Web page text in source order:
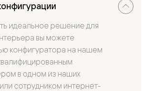
идеальное решение для
вы можете
конфигуратора на нашем
в одном из наших
сотрудником интернет-